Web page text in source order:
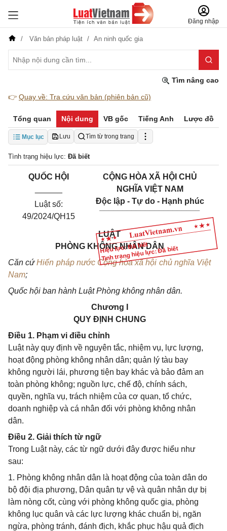
Đăng nhập
Văn bản pháp luật An ninh quốc gia
Tìm nâng cao
👉 Quay về: Tra cứu văn bản (phiên bản cũ)
Tổng quan Nội dung VB gốc Tiếng Anh Lược đồ
Mục lục Lưu Tìm từ trong trang
Tình trạng hiệu lực: Đã biết
Hiệu lực: Đã biết
Tình trạng hiệu lực: Đã biết
QUỐC HỘI
Luật số:
49/2024/QH15
CỘNG HÒA XÃ HỘI CHỦ
NGHĨA VIỆT NAM
Độc lập - Tự do - Hạnh phúc
______________________
LUẬT
PHÒNG KHÔNG NHÂN DÂN
Căn cứHiến pháp nước Cộng hòa xã hội chủ nghĩa Việt
Nam;
Quốc hội ban hành Luật Phòng không nhân dân.
Chương I
QUY ĐỊNH CHUNG
Điều 1. Phạm vi điều chỉnh
Luật này quy định về nguyên tắc, nhiệm vụ, lực lượng,
hoạt động phòng không nhân dân; quản lý tàu bay
không người lái, phương tiện bay khác và bảo đảm an
toàn phòng không; nguồn lực, chế độ, chính sách,
quyền, nghĩa vụ, trách nhiệm của cơ quan, tổ chức,
doanh nghiệp và cá nhân đối với phòng không nhân
dân.
Điều 2. Giải thích từ ngữ
Trong Luật này, các từ ngữ dưới đây được hiểu như
sau:
1. Phòng không nhân dân là hoạt động của toàn dân do
bộ đội địa phương, Dân quân tự vệ và quân nhân dự bị
làm nòng cốt, cùng với phòng không quốc gia, phòng
không lục quân và các lực lượng khác chuẩn bị, ngăn
ngừa, phòng tránh, đánh địch, khắc phục hậu quả địch